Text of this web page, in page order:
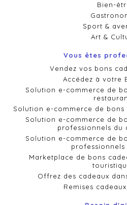
Bien-
Sport &
Art &
Vous êtes
Vendez vos bons
Accédez à votre
Solution e-commerce de
Solution e-commerce de
Solution e-commerce de
professionnels du
Solution e-commerce de
Marketplace de bons
Offrez des cadeaux
Remises cadeaux